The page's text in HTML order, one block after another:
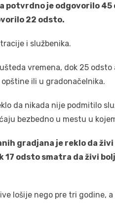
potvrdno je odgovorilo 45
22 odsto.
i službenika.
vremena, dok 25
ili u gradonačelnika.
da nikada nije podmitilo
bezbedno u mestu u
gradjana je reklo da živi
odsto smatra da živi
lošije nego pre tri godine, a